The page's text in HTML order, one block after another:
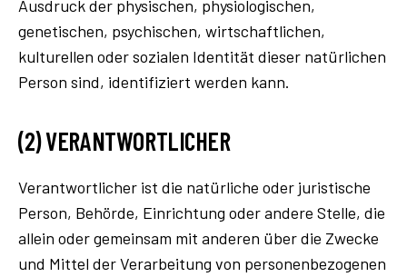
Ausdruck der physischen, physiologischen,
genetischen, psychischen, wirtschaftlichen,
kulturellen oder sozialen Identität dieser natürlichen
Person sind, identifiziert werden kann.
(2) VERANTWORTLICHER
Verantwortlicher ist die natürliche oder juristische
Person, Behörde, Einrichtung oder andere Stelle, die
allein oder gemeinsam mit anderen über die Zwecke
und Mittel der Verarbeitung von personenbezogenen